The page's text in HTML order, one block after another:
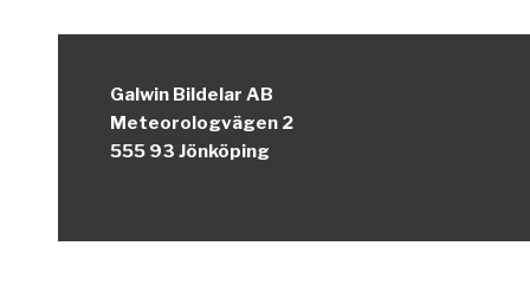
Galwin Bildelar AB
Meteorologvägen 2
555 93 Jönköping